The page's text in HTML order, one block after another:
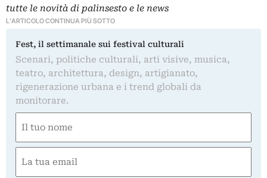
tutte le novità di palinsesto e le news
L'ARTICOLO CONTINUA PIÙ SOTTO
Fest, il settimanale sui festival culturali
Scenari, politiche culturali, arti visive, musica,
teatro, architettura, design, artigianato,
rigenerazione urbana e i trend globali da
monitorare.
(Obbligatorio)
Nome
(Obbligatorio)